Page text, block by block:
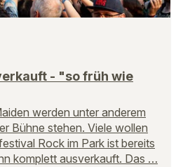
- "so früh wie
werden unter anderem
Bühne stehen. Viele wollen
Rock im Park ist bereits
komplett ausverkauft. Das …